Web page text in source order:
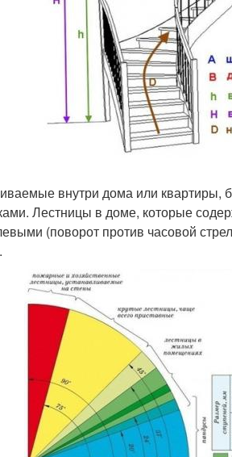
внутри дома или квартиры,
Лестницы в доме, которые
(поворот против часовой